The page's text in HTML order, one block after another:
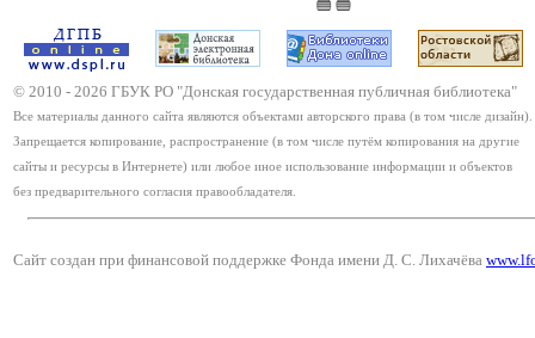
© 2010 - 2026 ГБУК РО "Донская государственная публичная библиотека"
Все материалы данного сайта являются объектами авторского права (в том числе дизайн).
Запрещается копирование, распространение (в том числе путём копирования на другие
сайты и ресурсы в Интернете) или любое иное использование информации и объектов
без предварительного согласия правообладателя.
Сайт создан при финансовой поддержке Фонда имени Д. С. Лихачёва